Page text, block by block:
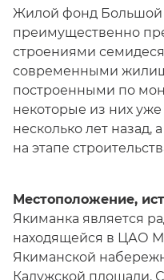
Жилой фонд Большой
преимущественно
строениями
современными
построенными по
некоторые из них
несколько лет назад,
на этапе
Местоположение,
Якиманка является
находящейся в ЦАО
Якиманской
Калужской площади.